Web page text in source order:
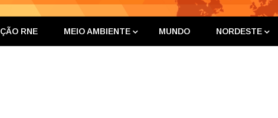
RNE MEIO AMBIENTE MUNDO NORDESTE